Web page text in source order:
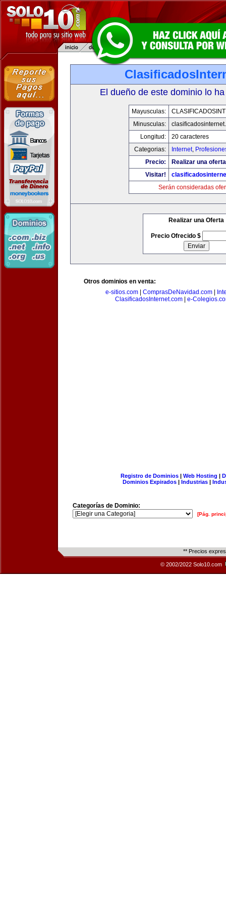
El dueño de este dominio lo
Mayusculas:
Minusculas:
Longitud:
20 caracteres
Categorias:
Internet,
Precio:
Realizar una
Visitar!
Serán consideradas
Realizar una Oferta
Precio Ofrecido $
Otros dominios en venta:
e-sitios.com| ComprasDeNavidad.com|
ClasificadosInternet.com| e-
Registro de Dominios| Web Hosting |
Dominios Expirados | Industrias |
Categorías de Dominio:
[Pág.
** Precios
© 2002/2022 Solo10.com